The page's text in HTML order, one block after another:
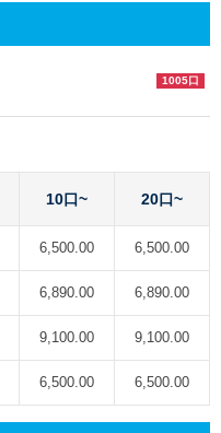
1005口
10口~ 20口~
6,500.00 6,500.00
6,890.00 6,890.00
9,100.00 9,100.00
6,500.00 6,500.00